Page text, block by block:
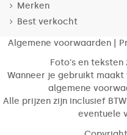
Merken
Best verkocht
Algemene voorwaarden|
Foto's en teksten
Wanneer je gebruikt
algemene
Alle prijzen zijn inclusief
eventuele